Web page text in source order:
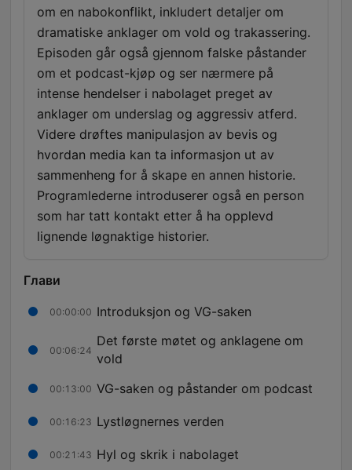
om en nabokonflikt, inkludert detaljer om
dramatiske anklager om vold og trakassering.
Episoden går også gjennom falske påstander
om et podcast-kjøp og ser nærmere på
intense hendelser i nabolaget preget av
anklager om underslag og aggressiv atferd.
Videre drøftes manipulasjon av bevis og
hvordan media kan ta informasjon ut av
sammenheng for å skape en annen historie.
Programlederne introduserer også en person
som har tatt kontakt etter å ha opplevd
lignende løgnaktige historier.
Глави
00:00:00 Introduksjon og VG-saken
00:06:24
Det første møtet og anklagene om
vold
00:13:00 VG-saken og påstander om podcast
00:16:23 Lystløgnernes verden
00:21:43 Hyl og skrik i nabolaget